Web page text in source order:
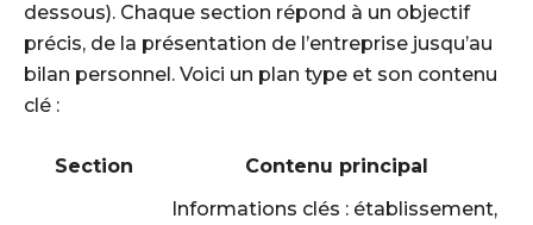
dessous). Chaque section répond à un objectif
précis, de la présentation de l’entreprise jusqu’au
bilan personnel. Voici un plan type et son contenu
clé :
Section Contenu principal
Informations clés : établissement,